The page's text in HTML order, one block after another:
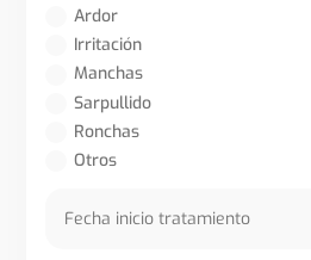
Ardor
Irritación
Manchas
Sarpullido
Ronchas
Otros